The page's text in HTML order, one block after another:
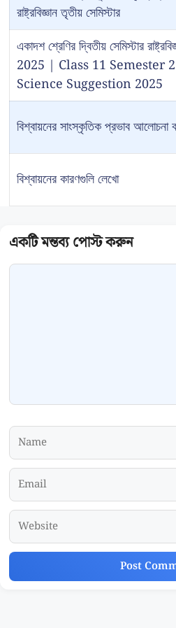
রাষ্ট্রবিজ্ঞান তৃতীয় সেমিস্টার
একাদশ শ্রেণির দ্বিতীয় সেমিস্টার
2025 | Class 11 Semester
Science Suggestion 2025
বিশ্বায়নের সাংস্কৃতিক প্রভাব আলোচনা
বিশ্বায়নের কারণগুলি লেখো
Comment
Name
Email
Website